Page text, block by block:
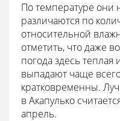
По температуре они
различаются по
относительной
отметить, что даже
погода здесь теплая
выпадают чаще
кратковременны.
в Акапулько
апрель.